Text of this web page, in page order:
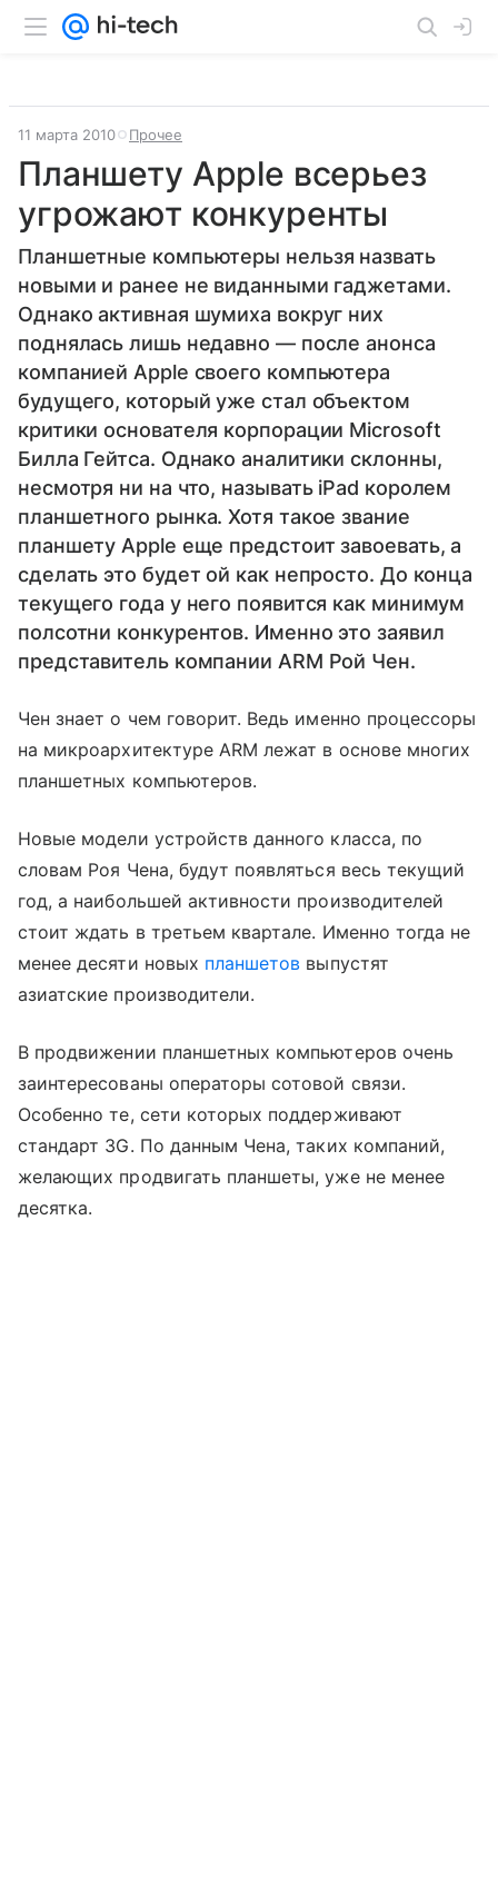
11 марта 2010 Прочее
Планшету Apple всерьез
угрожают конкуренты
Планшетные компьютеры нельзя назвать
новыми и ранее не виданными гаджетами.
Однако активная шумиха вокруг них
поднялась лишь недавно — после анонса
компанией Apple своего компьютера
будущего, который уже стал объектом
критики основателя корпорации Microsoft
Билла Гейтса. Однако аналитики склонны,
несмотря ни на что, называть iPad королем
планшетного рынка. Хотя такое звание
планшету Apple еще предстоит завоевать, а
сделать это будет ой как непросто. До конца
текущего года у него появится как минимум
полсотни конкурентов. Именно это заявил
представитель компании ARM Рой Чен.
Чен знает о чем говорит. Ведь именно процессоры
на микроархитектуре ARM лежат в основе многих
планшетных компьютеров.
Новые модели устройств данного класса, по
словам Роя Чена, будут появляться весь текущий
год, а наибольшей активности производителей
стоит ждать в третьем квартале. Именно тогда не
менее десяти новых планшетов выпустят
азиатские производители.
В продвижении планшетных компьютеров очень
заинтересованы операторы сотовой связи.
Особенно те, сети которых поддерживают
стандарт 3G. По данным Чена, таких компаний,
желающих продвигать планшеты, уже не менее
десятка.